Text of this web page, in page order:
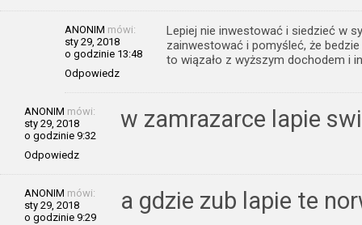
ANONIM mówi:
sty 29, 2018
o godzinie 13:48
Odpowiedz
Lepiej nie inwestować i siedzieć w
zainwestować i pomyśleć, że
to wiązało z wyższym dochodem i
ANONIM mówi:
sty 29, 2018
o godzinie 9:32
Odpowiedz
w zamrazarce lapie
ANONIM mówi:
sty 29, 2018
o godzinie 9:29
a gdzie zub lapie te